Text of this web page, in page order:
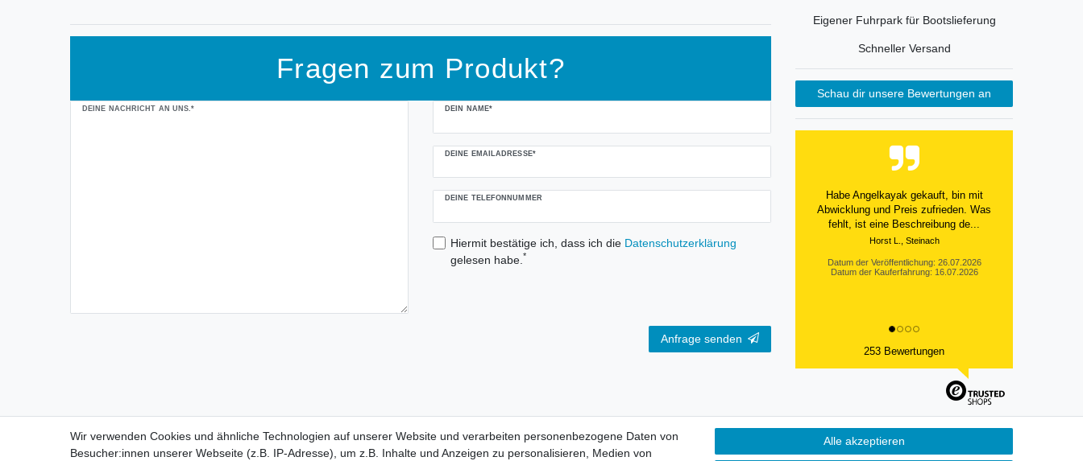
Fragen zum Produkt?
DEINE NACHRICHT AN UNS.* DEIN NAME*
DEINE EMAILADRESSE*
DEINE TELEFONNUMMER
Hiermit bestätige ich, dass ich die Daten­schutz­erklärung
gelesen habe. *
Ceres::Template.mailFormHoneypotLabel
Anfrage senden
Eigener Fuhrpark für Bootslieferung
Schneller Versand
Schau dir unsere Bewertungen an
Habe Angelkayak gekauft, bin mit
Abwicklung und Preis zufrieden. Was
fehlt, ist eine Beschreibung de...
Horst L., Steinach
Datum der Veröffentlichung: 26.07.2026
Datum der Kauferfahrung: 16.07.2026
253 Bewertungen
Wir verwenden Cookies und ähnliche Technologien auf unserer Website und verarbeiten personenbezogene Daten von
Besucher:innen unserer Webseite (z.B. IP-Adresse), um z.B. Inhalte und Anzeigen zu personalisieren, Medien von
Alle akzeptieren